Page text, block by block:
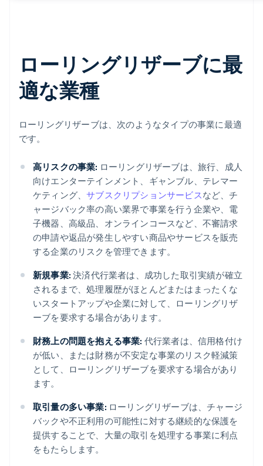
ローリングリザーブに最
適な業種
ローリングリザーブは、次のようなタイプの事業に最適
です。
高リスクの事業: ローリングリザーブは、旅行、成人
向けエンターテインメント、ギャンブル、テレマー
ケティング、サブスクリプションサービスなど、チ
ャージバック率の高い業界で事業を行う企業や、電
子機器、高級品、オンラインコースなど、不審請求
の申請や返品が発生しやすい商品やサービスを販売
する企業のリスクを管理できます。
新規事業: 決済代行業者は、成功した取引実績が確立
されるまで、処理履歴がほとんどまたはまったくな
いスタートアップや企業に対して、ローリングリザ
ーブを要求する場合があります。
財務上の問題を抱える事業: 代行業者は、信用格付け
が低い、または財務が不安定な事業のリスク軽減策
として、ローリングリザーブを要求する場合があり
ます。
取引量の多い事業: ローリングリザーブは、チャージ
バックや不正利用の可能性に対する継続的な保護を
提供することで、大量の取引を処理する事業に利点
をもたらします。